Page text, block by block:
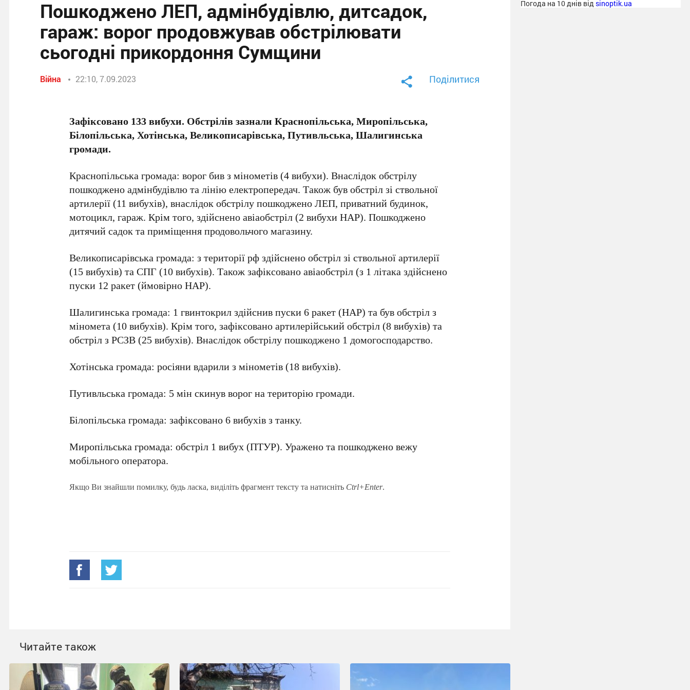
Пошкоджено ЛЕП, адмінбудівлю, дитсадок,
гараж: ворог продовжував обстрілювати
сьогодні прикордоння Сумщини
Війна 22:10, 7.09.2023 Поділитися
Зафіксовано 133 вибухи. Обстрілів зазнали Краснопільська, Миропільська,
Білопільська, Хотінська, Великописарівська, Путивльська, Шалигинська
громади.
Краснопільська громада: ворог бив з мінометів (4 вибухи). Внаслідок обстрілу
пошкоджено адмінбудівлю та лінію електропередач. Також був обстріл зі ствольної
артилерії (11 вибухів), внаслідок обстрілу пошкоджено ЛЕП, приватний будинок,
мотоцикл, гараж. Крім того, здійснено авіаобстріл (2 вибухи НАР). Пошкоджено
дитячий садок та приміщення продовольчого магазину.
Великописарівська громада: з території рф здійснено обстріл зі ствольної артилерії
(15 вибухів) та СПГ (10 вибухів). Також зафіксовано авіаобстріл (з 1 літака здійснено
пуски 12 ракет (ймовірно НАР).
Шалигинська громада: 1 гвинтокрил здійснив пуски 6 ракет (НАР) та був обстріл з
міномета (10 вибухів). Крім того, зафіксовано артилерійський обстріл (8 вибухів) та
обстріл з РСЗВ (25 вибухів). Внаслідок обстрілу пошкоджено 1 домогосподарство.
Хотінська громада: росіяни вдарили з мінометів (18 вибухів).
Путивльська громада: 5 мін скинув ворог на територію громади.
Білопільська громада: зафіксовано 6 вибухів з танку.
Миропільська громада: обстріл 1 вибух (ПТУР). Уражено та пошкоджено вежу
мобільного оператора.
Якщо Ви знайшли помилку, будь ласка, виділіть фрагмент тексту та натисніть Ctrl+Enter.
Читайте також
Погода на 10 днів від sinoptik.ua